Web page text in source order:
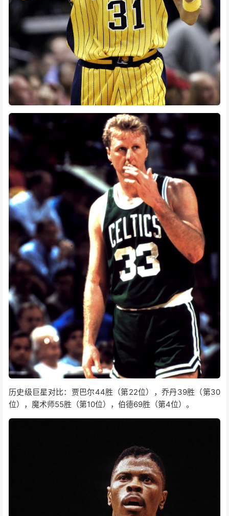
历史级巨星对比：贾巴尔44胜（第22位），乔丹39胜（第30
位），魔术师55胜（第10位），伯德69胜（第4位）。